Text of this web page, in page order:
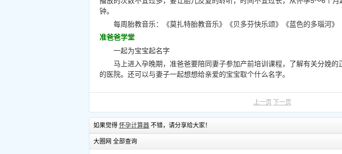
钟。
每周胎教音乐：《莫扎特胎教音乐》《贝多芬快乐颂》《蓝色的多瑙河》
准爸爸学堂
一起为宝宝起名字
马上进入孕晚期，准爸爸要陪同妻子参加产前培训课程，了解有关分娩的
的医院。还可以与妻子一起想想给亲爱的宝宝取个什么名字。
上一页 下一页
如果觉得 怀孕计算器 不错，请分享给大家！
大圈网 全部查询